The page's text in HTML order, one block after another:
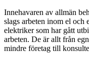
Innehavaren av allmän
slags arbeten inom el och
elektriker som har gått
arbeten. De är allt från
mindre företag till